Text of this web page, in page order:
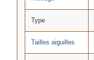
Type
Tailles aiguilles